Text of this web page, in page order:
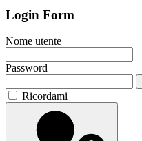
Login Form
Nome utente
Password
Ricordami